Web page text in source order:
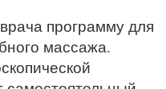
программу для
массажа.